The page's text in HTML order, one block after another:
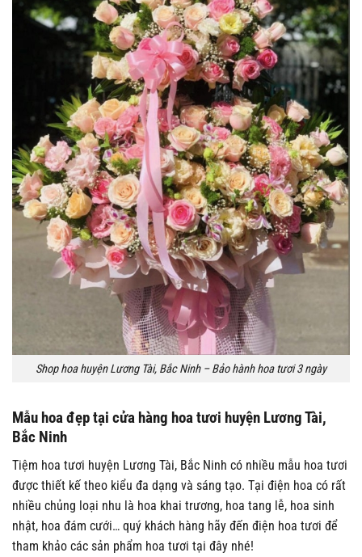
Shop hoa huyện Lương Tài, Bắc Ninh – Bảo hành hoa tươi 3 ngày
Mẫu hoa đẹp tại cửa hàng hoa tươi huyện Lương Tài,
Bắc Ninh
Tiệm hoa tươi huyện Lương Tài, Bắc Ninh có nhiều mẫu hoa tươi
được thiết kế theo kiểu đa dạng và sáng tạo. Tại điện hoa có rất
nhiều chủng loại nhu là hoa khai trương, hoa tang lễ, hoa sinh
nhật, hoa đám cưới… quý khách hàng hãy đến điện hoa tươi để
tham khảo các sản phẩm hoa tươi tại đây nhé!